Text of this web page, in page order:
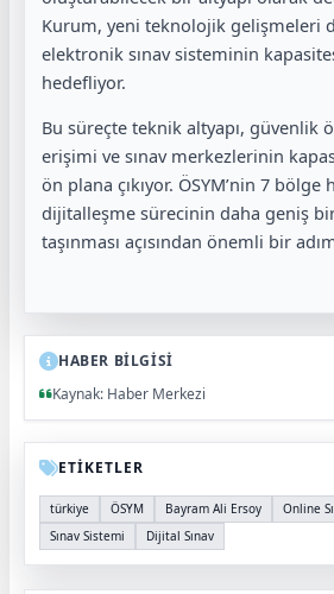
Kurum, yeni teknolojik gelişmeleri
elektronik sınav sisteminin
hedefliyor.
Bu süreçte teknik altyapı, güvenlik
erişimi ve sınav merkezlerinin
ön plana çıkıyor. ÖSYM’nin 7 bölge
dijitalleşme sürecinin daha geniş
taşınması açısından önemli bir
HABER BİLGİSİ
Kaynak: Haber Merkezi
ETİKETLER
türkiye ÖSYM Bayram Ali Ersoy Online
Sınav Sistemi
Dijital Sınav